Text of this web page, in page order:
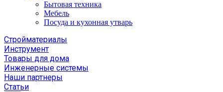
Бытовая техника
Мебель
Посуда и кухонная утварь
Стройматериалы
Инструмент
Товары для дома
Инженерные системы
Наши партнеры
Статьи